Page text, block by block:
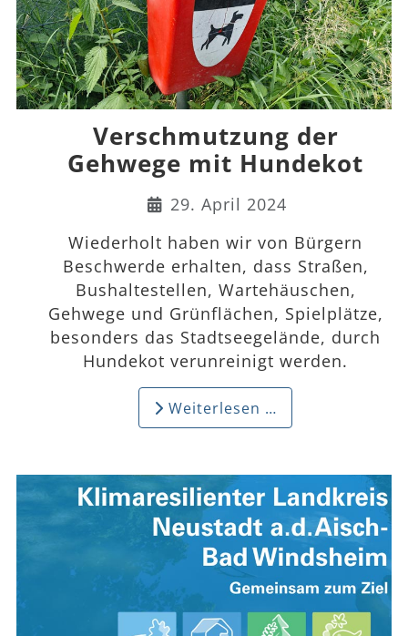
Verschmutzung der
Gehwege mit Hundekot
Details
29. April 2024
Wiederholt haben wir von Bürgern
Beschwerde erhalten, dass Straßen,
Bushaltestellen, Wartehäuschen,
Gehwege und Grünflächen, Spielplätze,
besonders das Stadtseegelände, durch
Hundekot verunreinigt werden.
Weiterlesen …